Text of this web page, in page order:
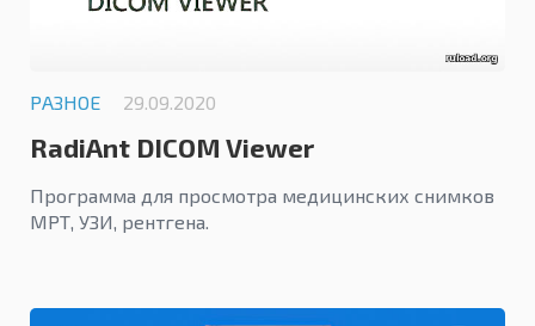
РАЗНОЕ 29.09.2020
RadiAnt DICOM Viewer
Программа для просмотра медицинских снимков
МРТ, УЗИ, рентгена.